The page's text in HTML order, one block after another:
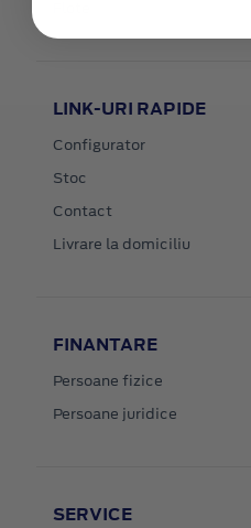
LINK-URI RAPIDE
Configurator
Stoc
Contact
Livrare la domiciliu
FINANTARE
Persoane fizice
Persoane juridice
SERVICE